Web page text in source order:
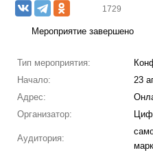
1729
Мероприятие завершено
Тип мероприятия:
Начало:
23
Адрес:
Организатор:
Аудитория: